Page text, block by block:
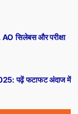
पढ़ें फटाफट अंदाज में
सिलेबस और परीक्षा